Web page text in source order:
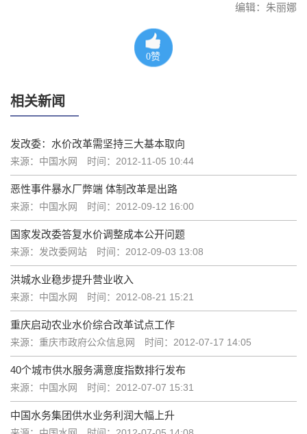
编辑：朱丽娜
0赞
相关新闻
发改委：水价改革需坚持三大基本取向
来源：中国水网 时间：2012-11-05 10:44
恶性事件暴水厂弊端 体制改革是出路
来源：中国水网 时间：2012-09-12 16:00
国家发改委答复水价调整成本公开问题
来源：发改委网站 时间：2012-09-03 13:08
洪城水业稳步提升营业收入
来源：中国水网 时间：2012-08-21 15:21
重庆启动农业水价综合改革试点工作
来源：重庆市政府公众信息网 时间：2012-07-17 14:05
40个城市供水服务满意度指数排行发布
来源：中国水网 时间：2012-07-07 15:31
中国水务集团供水业务利润大幅上升